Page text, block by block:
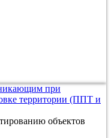
при
территории (ППТ и
объектов